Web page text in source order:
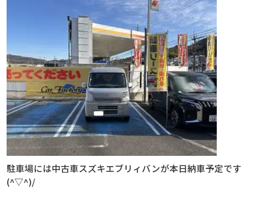
駐車場には中古車スズキエブリィバンが本日納車予定です
(^▽^)/